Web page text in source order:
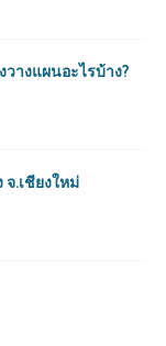
างแผนอะไรบ้าง?
จ.เชียงใหม่